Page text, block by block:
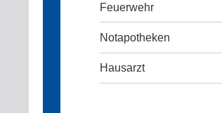
Feuerwehr
Notapotheken
Hausarzt